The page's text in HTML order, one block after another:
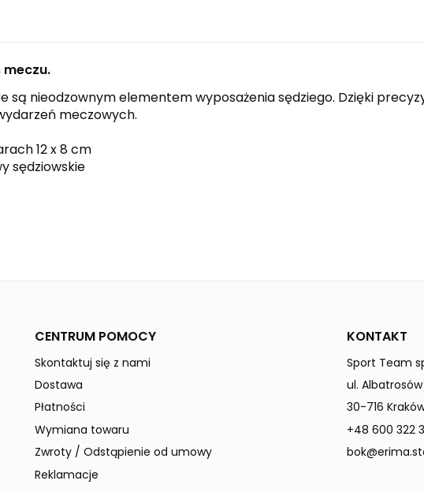
są nieodzownym elementem wyposażenia sędziego. Dzięki
meczowych.
12 x 8 cm
sędziowskie
CENTRUM POMOCY
Skontaktuj się z nami
Dostawa
Płatności
Wymiana towaru
Zwroty / Odstąpienie od umowy
Reklamacje
KONTAKT
Sport Team
ul. Albatrosów
30-716
+48 600 322